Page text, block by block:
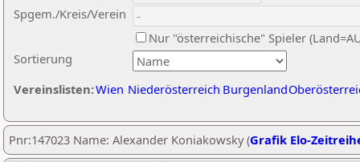
Sortierung
Spgem./Kreis/Verein
Nur "österreichische" Spieler
Vereinslisten:Wien Niederösterreich Burgenland
Pnr:147023 Name: Alexander Koniakowsky (Grafik Elo-